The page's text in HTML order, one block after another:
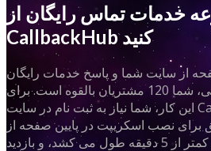
خدمات تماس رایگان از
CallbackHub کنید
از سایت شما و پاسخ خدمات رایگان
از سایت در دوره آزمایشی، شما 120 مشتریان بالقوه است. برای
این کار، شما نیاز به ثبت نام در سایت CallbackHub، به
برای نصب اسکریپت در پایین صفحه از
سایت شما. این روش کمتر از 5 دقیقه طول می کشد، و بازدید